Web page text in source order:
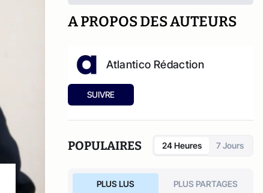
A PROPOS DES AUTEURS
Atlantico Rédaction
SUIVRE
POPULAIRES 24 Heures 7 Jours
PLUS LUS PLUS PARTAGES